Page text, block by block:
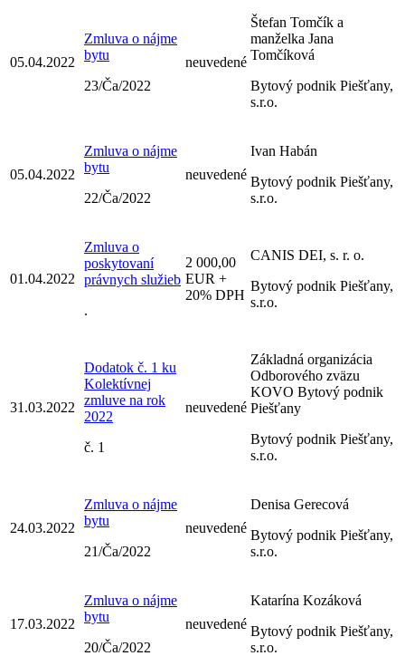
05.04.2022
Zmluva o nájme
bytu
23/Ča/2022
neuvedené
Štefan Tomčík a
manželka Jana
Tomčíková
Bytový podnik Piešťany,
s.r.o.
05.04.2022
Zmluva o nájme
bytu
22/Ča/2022
neuvedené
Ivan Habán
Bytový podnik Piešťany,
s.r.o.
01.04.2022
Zmluva o
poskytovaní
právnych služieb
.
2 000,00
EUR +
20% DPH
CANIS DEI, s. r. o.
Bytový podnik Piešťany,
s.r.o.
31.03.2022
Dodatok č. 1 ku
Kolektívnej
zmluve na rok
2022
č. 1
neuvedené
Základná organizácia
Odborového zväzu
KOVO Bytový podnik
Piešťany
Bytový podnik Piešťany,
s.r.o.
24.03.2022
Zmluva o nájme
bytu
21/Ča/2022
neuvedené
Denisa Gerecová
Bytový podnik Piešťany,
s.r.o.
17.03.2022
Zmluva o nájme
bytu
20/Ča/2022
neuvedené
Katarína Kozáková
Bytový podnik Piešťany,
s.r.o.